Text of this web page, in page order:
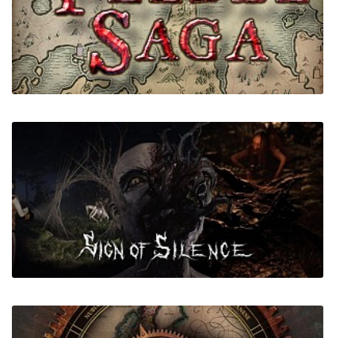
Little Reaper
A Feeble Saga